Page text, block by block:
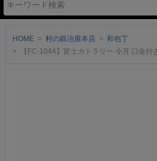
HOME 村の鍛冶屋本店
和包丁
【FC-1044】富士カトラリー 令月 口金付きモリブデン特殊鋼庖丁 筋引 270mm